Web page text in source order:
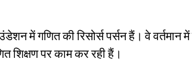
में गणित की रिसोर्स पर्सन हैं। वे वर्तमान
शिक्षण पर काम कर रही हैं।